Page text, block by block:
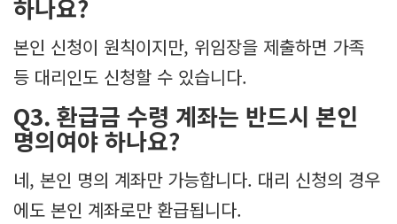
하나요?
본인 신청이 원칙이지만, 위임장을 제출하면 가족
등 대리인도 신청할 수 있습니다.
Q3. 환급금 수령 계좌는 반드시 본인
명의여야 하나요?
네, 본인 명의 계좌만 가능합니다. 대리 신청의 경우
에도 본인 계좌로만 환급됩니다.